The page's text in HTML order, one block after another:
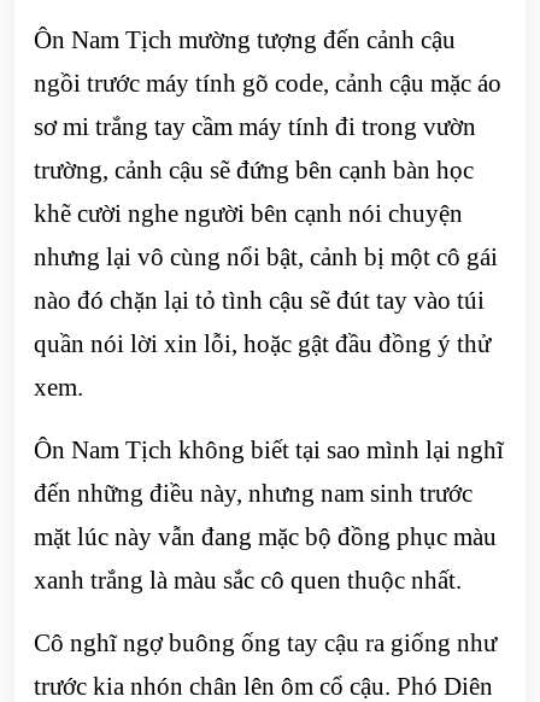
Ôn Nam Tịch mường tượng đến cảnh cậu
ngồi trước máy tính gõ code, cảnh cậu mặc áo
sơ mi trắng tay cầm máy tính đi trong vườn
trường, cảnh cậu sẽ đứng bên cạnh bàn học
khẽ cười nghe người bên cạnh nói chuyện
nhưng lại vô cùng nổi bật, cảnh bị một cô gái
nào đó chặn lại tỏ tình cậu sẽ đút tay vào túi
quần nói lời xin lỗi, hoặc gật đầu đồng ý thử
xem.
Ôn Nam Tịch không biết tại sao mình lại nghĩ
đến những điều này, nhưng nam sinh trước
mặt lúc này vẫn đang mặc bộ đồng phục màu
xanh trắng là màu sắc cô quen thuộc nhất.
Cô nghĩ ngợ buông ống tay cậu ra giống như
trước kia nhón chân lên ôm cổ cậu. Phó Diên